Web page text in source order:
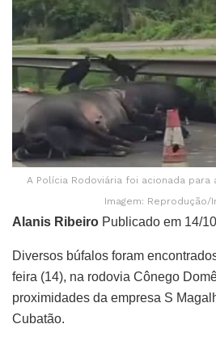
A Polícia Rodoviária foi acionada
Imagem: Reprodução/
Alanis Ribeiro Publicado em 14/
Diversos búfalos foram
feira (14), na rodovia Cônego
proximidades da empresa S
Cubatão.